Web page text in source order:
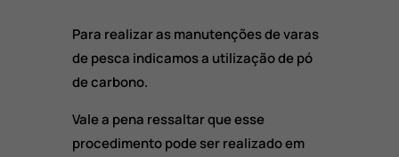
Para realizar as manutenções de varas
de pesca indicamos a utilização de pó
de carbono.
Vale a pena ressaltar que esse
procedimento pode ser realizado em